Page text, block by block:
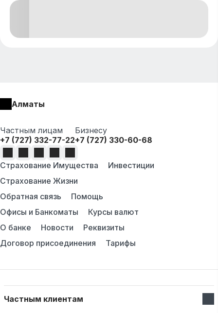
Алматы
Частным лицам
+7 (727) 332-77-22
Бизнесу
+7 (727) 330-60-68
Страхование Имущества
Инвестиции
Страхование Жизни
Обратная связь
Помощь
Офисы и Банкоматы
Курсы валют
О банке
Новости
Реквизиты
Договор присоединения
Тарифы
Частным клиентам